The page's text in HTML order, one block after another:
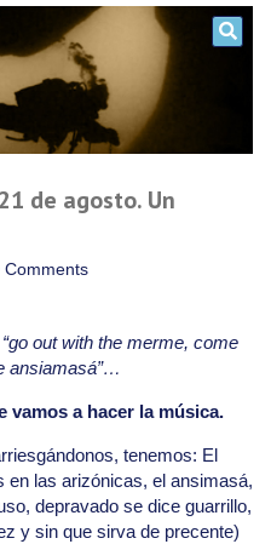
de agosto. Un
Comments
“go out with the merme, come
ansiamasá”…
vamos a hacer la música.
tenemos: El
en las arizónicas, el ansimasá,
depravado se dice guarrillo,
y sin que sirva de precente)